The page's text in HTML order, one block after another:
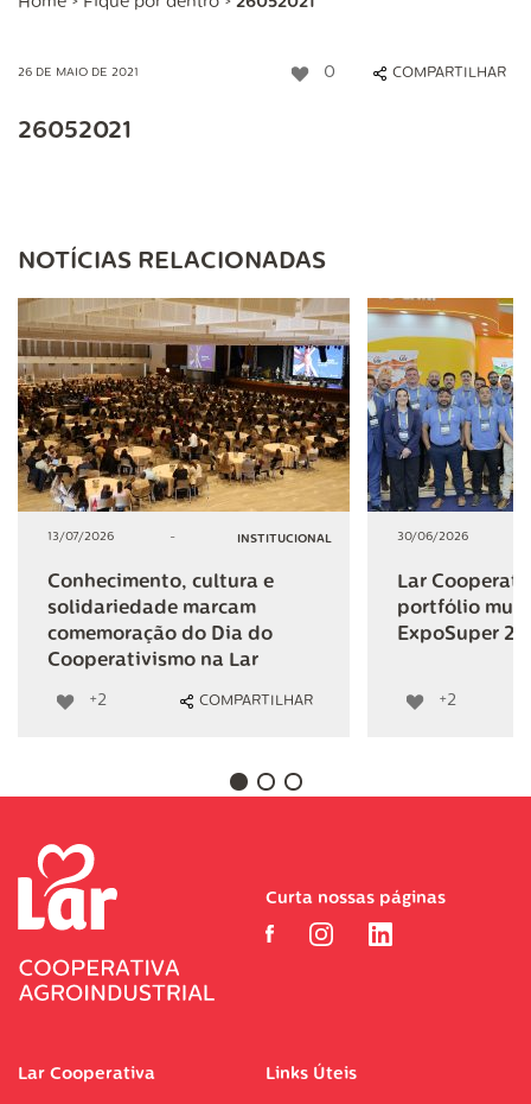
26 DE MAIO DE 2021 0 COMPARTILHAR
26052021
NOTÍCIAS RELACIONADAS
13/07/2026 - INSTITUCIONAL
Conhecimento, cultura e
solidariedade marcam
comemoração do Dia do
Cooperativismo na Lar
+2 COMPARTILHAR
30/06/2026
Lar
portfólio
ExpoSuper
+2
Lar Cooperativa Links Úteis
Curta nossas páginas